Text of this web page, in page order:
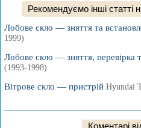
Рекомендуємо інші статті
Лобове скло — зняття та
1999)
Лобове скло — зняття, перевірка
(1993-1998)
Вітрове скло — пристрій Hyundai
Коментарі